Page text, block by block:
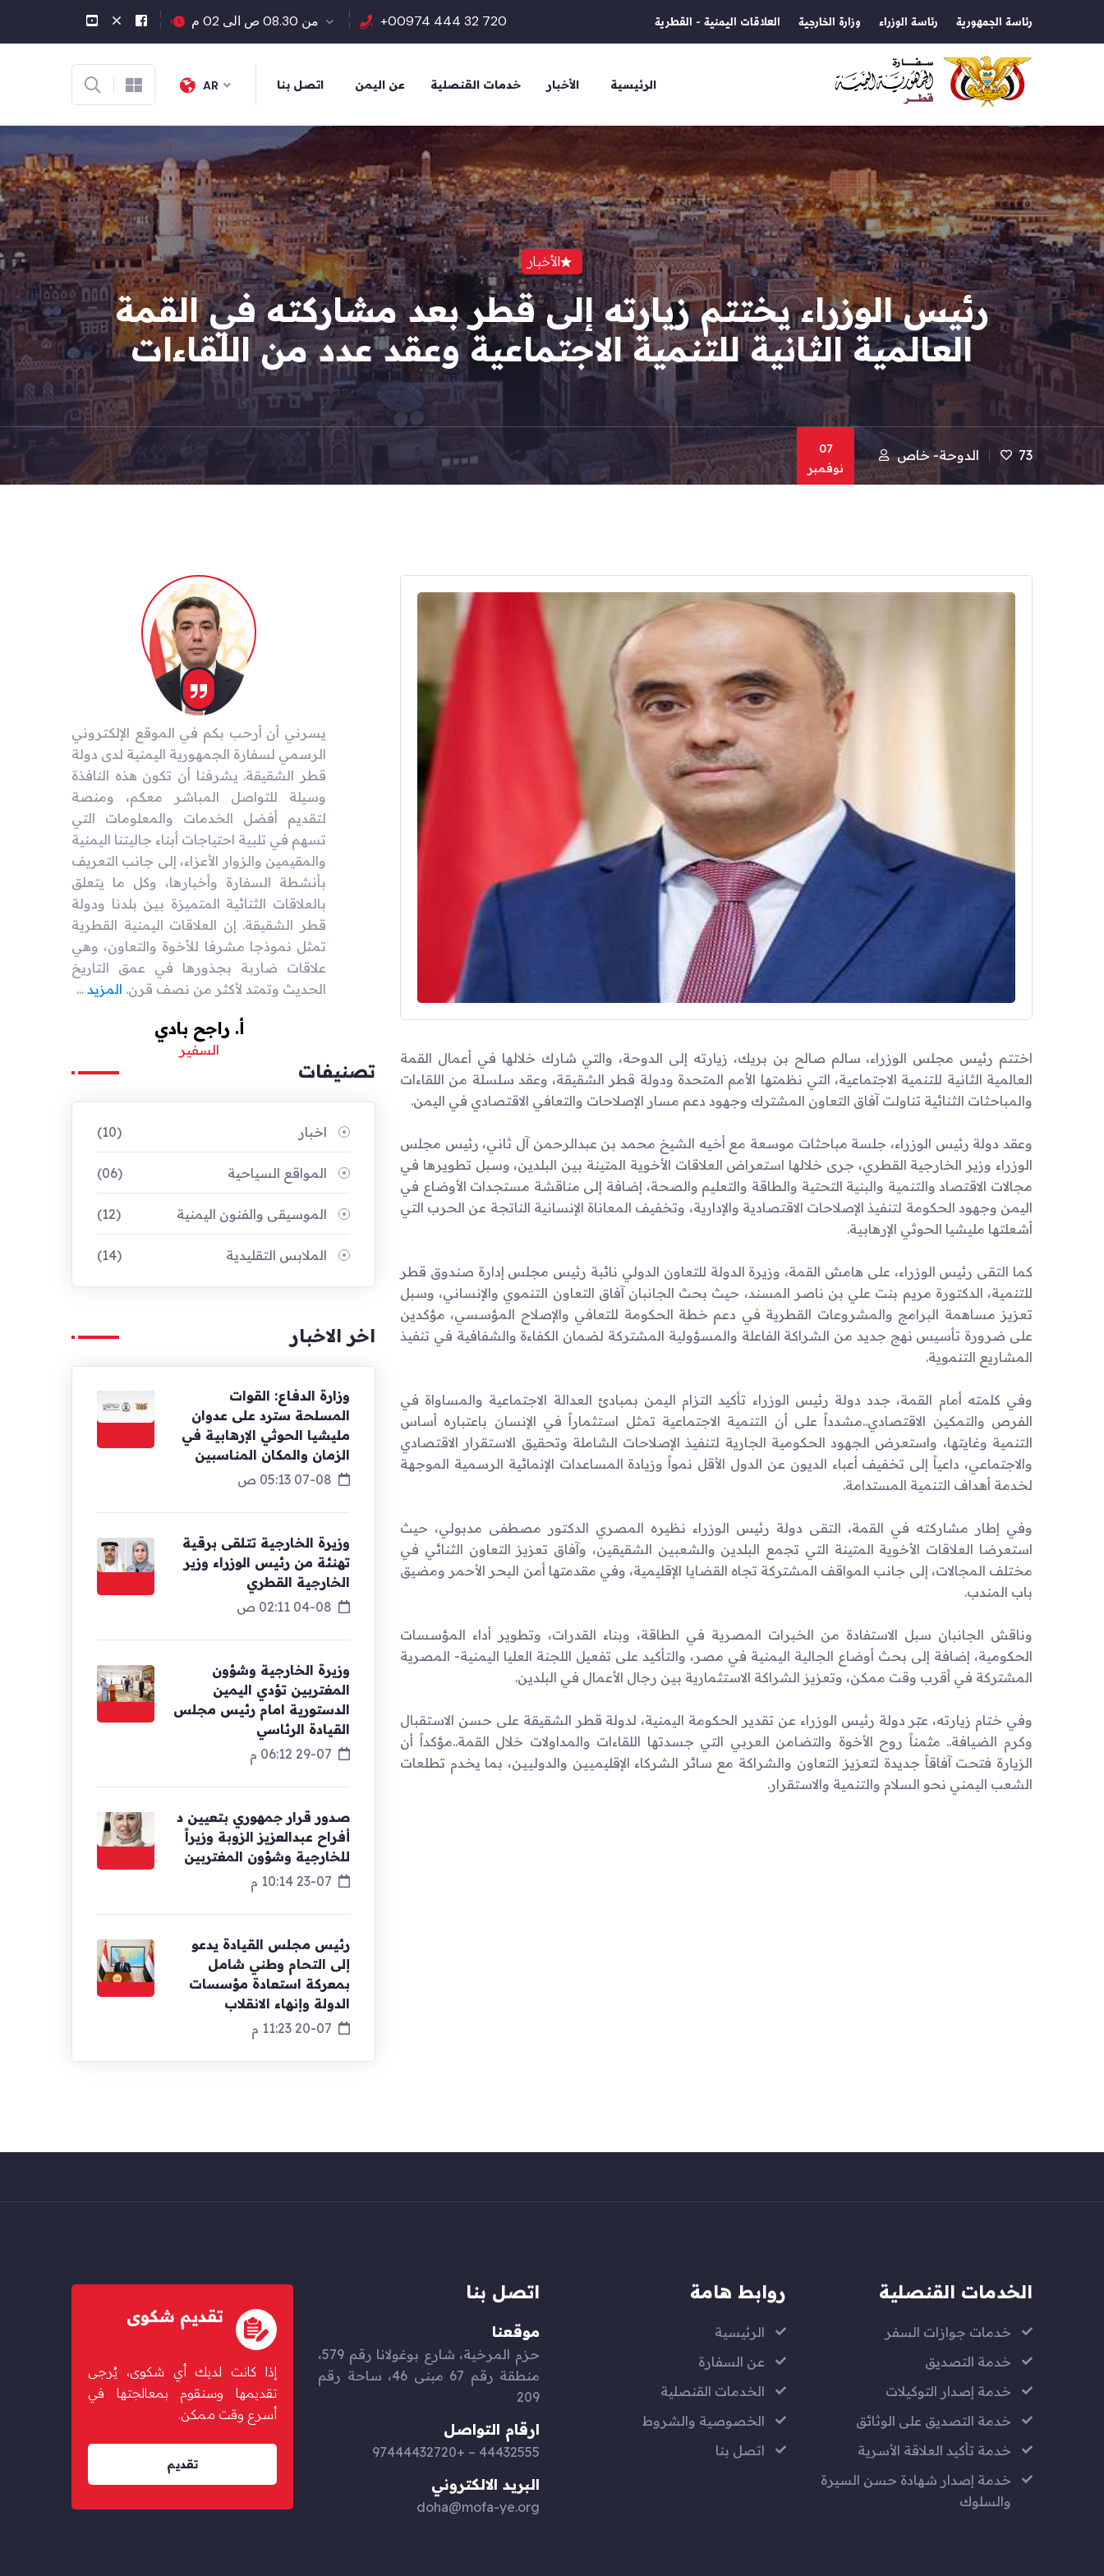
رئاسة الجمهورية رئاسة الوزراء وزارة الخارجية العلاقات اليمنية - القطرية +00974 444 32 720 من 08.30 ص الى 02 م
الرئيسية الأخبار خدمات القنصلية عن اليمن اتصل بنا AR
الأخبار
رئيس الوزراء يختتم زيارته إلى قطر بعد مشاركته في القمة
العالمية الثانية للتنمية الاجتماعية وعقد عدد من اللقاءات
07
نوفمبر
الدوحة- خاص 73
اختتم رئيس مجلس الوزراء، سالم صالح بن بريك، زيارته إلى الدوحة، والتي شارك خلالها في أعمال القمة
العالمية الثانية للتنمية الاجتماعية، التي نظمتها الأمم المتحدة ودولة قطر الشقيقة، وعقد سلسلة من اللقاءات
والمباحثات الثنائية تناولت آفاق التعاون المشترك وجهود دعم مسار الإصلاحات والتعافي الاقتصادي في اليمن.
وعقد دولة رئيس الوزراء، جلسة مباحثات موسعة مع أخيه الشيخ محمد بن عبدالرحمن آل ثاني، رئيس مجلس
الوزراء وزير الخارجية القطري، جرى خلالها استعراض العلاقات الأخوية المتينة بين البلدين، وسبل تطويرها في
مجالات الاقتصاد والتنمية والبنية التحتية والطاقة والتعليم والصحة، إضافة إلى مناقشة مستجدات الأوضاع في
اليمن وجهود الحكومة لتنفيذ الإصلاحات الاقتصادية والإدارية، وتخفيف المعاناة الإنسانية الناتجة عن الحرب التي
أشعلتها مليشيا الحوثي الإرهابية.
كما التقى رئيس الوزراء، على هامش القمة، وزيرة الدولة للتعاون الدولي نائبة رئيس مجلس إدارة صندوق قطر
للتنمية، الدكتورة مريم بنت علي بن ناصر المسند، حيث بحث الجانبان آفاق التعاون التنموي والإنساني، وسبل
تعزيز مساهمة البرامج والمشروعات القطرية في دعم خطة الحكومة للتعافي والإصلاح المؤسسي، مؤكدين
على ضرورة تأسيس نهج جديد من الشراكة الفاعلة والمسؤولية المشتركة لضمان الكفاءة والشفافية في تنفيذ
المشاريع التنموية.
وفي كلمته أمام القمة، جدد دولة رئيس الوزراء تأكيد التزام اليمن بمبادئ العدالة الاجتماعية والمساواة في
الفرص والتمكين الاقتصادي..مشدداً على أن التنمية الاجتماعية تمثل استثماراً في الإنسان باعتباره أساس
التنمية وغايتها، واستعرض الجهود الحكومية الجارية لتنفيذ الإصلاحات الشاملة وتحقيق الاستقرار الاقتصادي
والاجتماعي، داعياً إلى تخفيف أعباء الديون عن الدول الأقل نمواً وزيادة المساعدات الإنمائية الرسمية الموجهة
لخدمة أهداف التنمية المستدامة.
وفي إطار مشاركته في القمة، التقى دولة رئيس الوزراء نظيره المصري الدكتور مصطفى مدبولي، حيث
استعرضا العلاقات الأخوية المتينة التي تجمع البلدين والشعبين الشقيقين، وآفاق تعزيز التعاون الثنائي في
مختلف المجالات، إلى جانب المواقف المشتركة تجاه القضايا الإقليمية، وفي مقدمتها أمن البحر الأحمر ومضيق
باب المندب.
وناقش الجانبان سبل الاستفادة من الخبرات المصرية في الطاقة، وبناء القدرات، وتطوير أداء المؤسسات
الحكومية، إضافة إلى بحث أوضاع الجالية اليمنية في مصر، والتأكيد على تفعيل اللجنة العليا اليمنية- المصرية
المشتركة في أقرب وقت ممكن، وتعزيز الشراكة الاستثمارية بين رجال الأعمال في البلدين.
وفي ختام زيارته، عبّر دولة رئيس الوزراء عن تقدير الحكومة اليمنية، لدولة قطر الشقيقة على حسن الاستقبال
وكرم الضيافة.. مثمناً روح الأخوة والتضامن العربي التي جسدتها اللقاءات والمداولات خلال القمة..مؤكداً أن
الزيارة فتحت آفاقاً جديدة لتعزيز التعاون والشراكة مع سائر الشركاء الإقليميين والدوليين، بما يخدم تطلعات
الشعب اليمني نحو السلام والتنمية والاستقرار.
يسرني أن أرحب بكم في الموقع الإلكتروني
الرسمي لسفارة الجمهورية اليمنية لدى دولة
قطر الشقيقة. يشرفنا أن تكون هذه النافذة
وسيلة للتواصل المباشر معكم، ومنصة
لتقديم أفضل الخدمات والمعلومات التي
تسهم في تلبية احتياجات أبناء جاليتنا اليمنية
والمقيمين والزوار الأعزاء، إلى جانب التعريف
بأنشطة السفارة وأخبارها، وكل ما يتعلق
بالعلاقات الثنائية المتميزة بين بلدنا ودولة
قطر الشقيقة. إن العلاقات اليمنية القطرية
تمثل نموذجا مشرفا للأخوة والتعاون، وهي
علاقات ضاربة بجذورها في عمق التاريخ
الحديث وتمتد لأكثر من نصف قرن. المزيد ...
أ. راجح بادي
السفير
تصنيفات
اخبار (10)
المواقع السياحية (06)
الموسيقى والفنون اليمنية (12)
الملابس التقليدية (14)
اخر الاخبار
وزارة الدفاع: القوات
المسلحة سترد على عدوان
مليشيا الحوثي الإرهابية في
الزمان والمكان المناسبين
07-08 05:13 ص
وزيرة الخارجية تتلقى برقية
تهنئة من رئيس الوزراء وزير
الخارجية القطري
04-08 02:11 ص
وزيرة الخارجية وشؤون
المغتربين تؤدي اليمين
الدستورية امام رئيس مجلس
القيادة الرئاسي
29-07 06:12 م
صدور قرار جمهوري بتعيين د
أفراح عبدالعزيز الزوبة وزيراً
للخارجية وشؤون المغتربين
23-07 10:14 م
رئيس مجلس القيادة يدعو
إلى التحام وطني شامل
بمعركة استعادة مؤسسات
الدولة وإنهاء الانقلاب
20-07 11:23 م
الخدمات القنصلية
خدمات جوازات السفر
خدمة التصديق
خدمة إصدار التوكيلات
خدمة التصديق على الوثائق
خدمة تأكيد العلاقة الأسرية
خدمة إصدار شهادة حسن السيرة
والسلوك
روابط هامة
الرئيسية
عن السفارة
الخدمات القنصلية
الخصوصية والشروط
اتصل بنا
اتصل بنا
موقعنا
حزم المرخية، شارع بوغولانا رقم 579،
منطقة رقم 67 مبنى 46، ساحة رقم
209
ارقام التواصل
44432555 – +97444432720
البريد الالكتروني
doha@mofa-ye.org
تقديم شكوى
إذا كانت لديك أي شكوى، يُرجى
تقديمها وسنقوم بمعالجتها في
أسرع وقت ممكن.
تقديم